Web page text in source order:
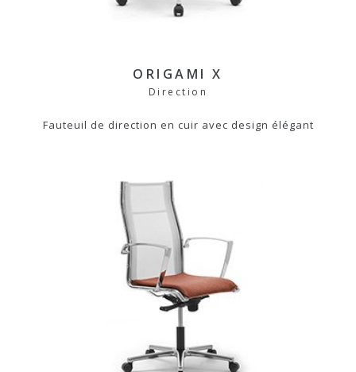
ORIGAMI X
Direction
Fauteuil de direction en cuir avec design élégant